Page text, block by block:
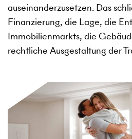
auseinanderzusetzen. Das
Finanzierung, die Lage, die
Immobilienmarkts, die
rechtliche Ausgestaltung der